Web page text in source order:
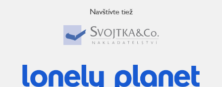
Navštívte tiež